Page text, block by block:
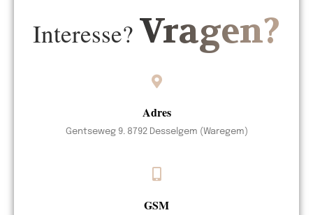
Interesse? Vragen?
Adres
Gentseweg 9. 8792 Desselgem (Waregem)
GSM